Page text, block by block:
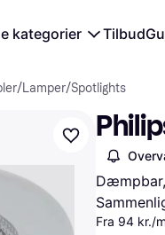
kategorier Tilbud
/Lamper/Spotlights
Fra 94 kr./